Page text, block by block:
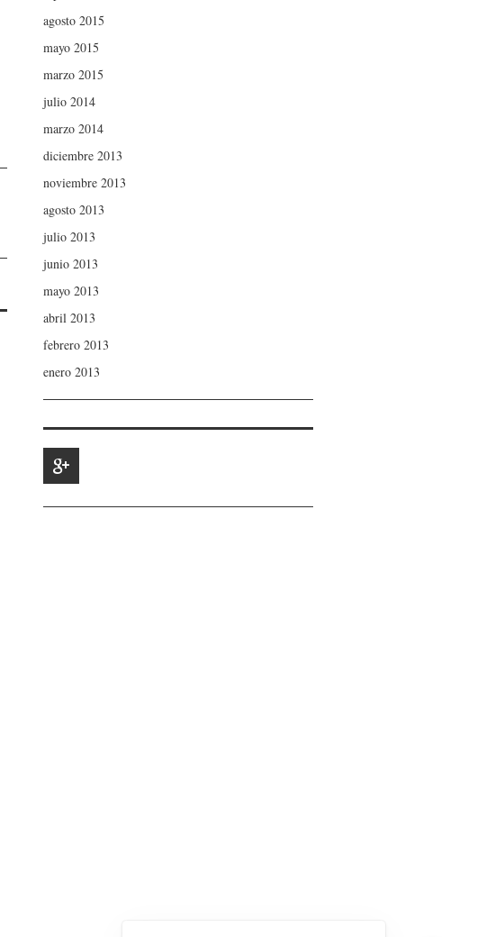
agosto 2015
mayo 2015
marzo 2015
julio 2014
marzo 2014
diciembre 2013
noviembre 2013
agosto 2013
julio 2013
junio 2013
mayo 2013
abril 2013
febrero 2013
enero 2013